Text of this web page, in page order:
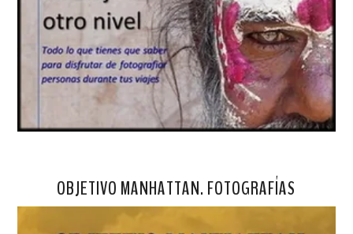
OBJETIVO MANHATTAN. FOTOGRAFÍAS